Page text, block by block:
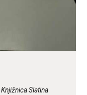
Knjižnica Slatina